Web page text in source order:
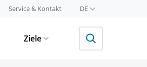
Service & Kontakt DE
Ziele